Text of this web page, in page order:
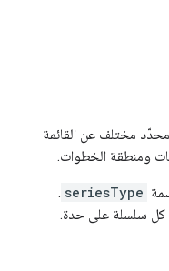
مختلف عن القائمة
ومنطقة الخطوات.
seriesType
.
سلسلة على حدة.